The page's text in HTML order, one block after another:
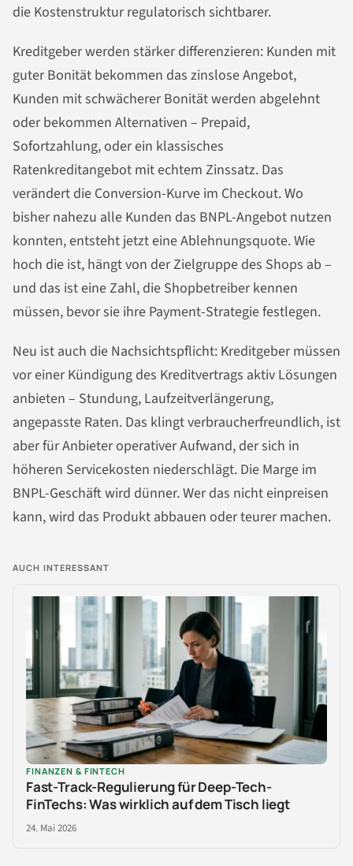
die Kostenstruktur regulatorisch sichtbarer.
Kreditgeber werden stärker differenzieren: Kunden mit
guter Bonität bekommen das zinslose Angebot,
Kunden mit schwächerer Bonität werden abgelehnt
oder bekommen Alternativen – Prepaid,
Sofortzahlung, oder ein klassisches
Ratenkreditangebot mit echtem Zinssatz. Das
verändert die Conversion-Kurve im Checkout. Wo
bisher nahezu alle Kunden das BNPL-Angebot nutzen
konnten, entsteht jetzt eine Ablehnungsquote. Wie
hoch die ist, hängt von der Zielgruppe des Shops ab –
und das ist eine Zahl, die Shopbetreiber kennen
müssen, bevor sie ihre Payment-Strategie festlegen.
Neu ist auch die Nachsichtspflicht: Kreditgeber müssen
vor einer Kündigung des Kreditvertrags aktiv Lösungen
anbieten – Stundung, Laufzeitverlängerung,
angepasste Raten. Das klingt verbraucherfreundlich, ist
aber für Anbieter operativer Aufwand, der sich in
höheren Servicekosten niederschlägt. Die Marge im
BNPL-Geschäft wird dünner. Wer das nicht einpreisen
kann, wird das Produkt abbauen oder teurer machen.
AUCH INTERESSANT
FINANZEN & FINTECH
Fast-Track-Regulierung für Deep-Tech-
FinTechs: Was wirklich auf dem Tisch liegt
24. Mai 2026